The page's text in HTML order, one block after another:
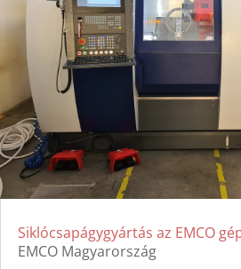
Siklócsapágygyártás az EMCO
EMCO Magyarország